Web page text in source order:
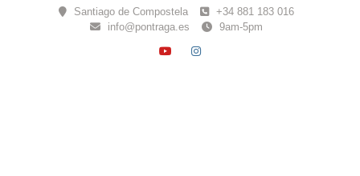
Santiago de Compostela
+34 881 183 016
info@pontraga.es
9am-5pm
YOUTUBE
INSTAGRAM